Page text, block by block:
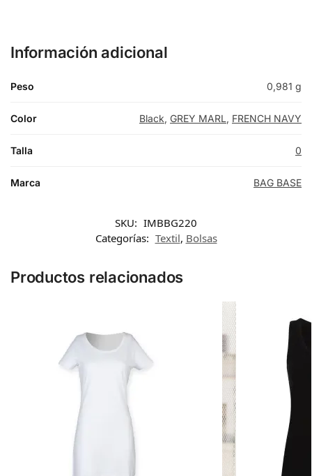
Información adicional
Peso 0,981 g
Color Black, GREY MARL, FRENCH NAVY
Talla 0
Marca BAG BASE
SKU: IMBBG220
Categorías: Textil, Bolsas
Productos relacionados